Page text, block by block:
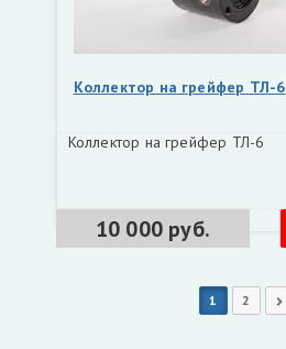
Коллектор на грейфер ТЛ-6
Коллектор на грейфер ТЛ-6
10 000 руб.
1 2